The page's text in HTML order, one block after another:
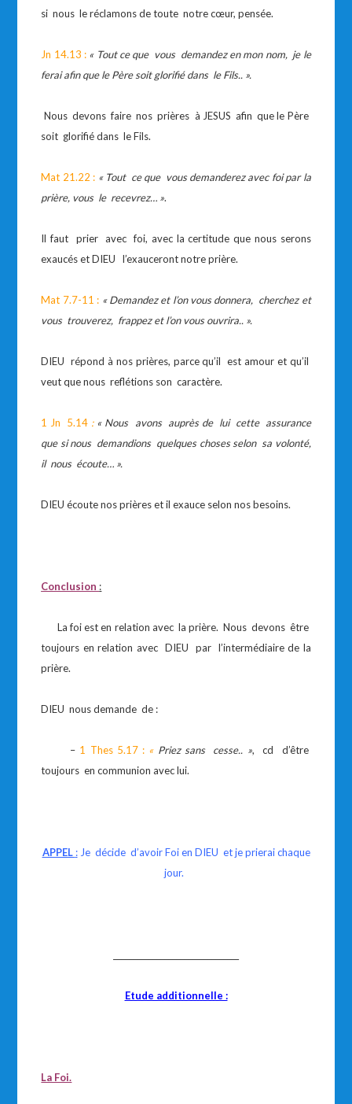
si nous le réclamons de toute notre cœur, pensée.
Jn 14.13 : « Tout ce que vous demandez en mon nom, je le
ferai afin que le Père soit glorifié dans le Fils.. ».
Nous devons faire nos prières à JESUS afin que le Père
soit glorifié dans le Fils.
Mat 21.22 : « Tout ce que vous demanderez avec foi par la
prière, vous le recevrez… ».
Il faut prier avec foi, avec la certitude que nous serons
exaucés et DIEU l’exauceront notre prière.
Mat 7.7-11 : « Demandez et l’on vous donnera, cherchez et
vous trouverez, frappez et l’on vous ouvrira.. ».
DIEU répond à nos prières, parce qu’il est amour et qu’il
veut que nous reflétions son caractère.
1 Jn 5.14 :« Nous avons auprès de lui cette assurance
que si nous demandions quelques choses selon sa volonté,
il nous écoute… ».
DIEU écoute nos prières et il exauce selon nos besoins.
Conclusion :
La foi est en relation avec la prière. Nous devons être
toujours en relation avec DIEU par l’intermédiaire de la
prière.
DIEU nous demande de :
– 1 Thes 5.17 : «Priez sans cesse.. », cd d’être
toujours en communion avec lui.
APPEL :Je décide d’avoir Foi en DIEU et je prierai chaque
jour.
Etude additionnelle :
La Foi.